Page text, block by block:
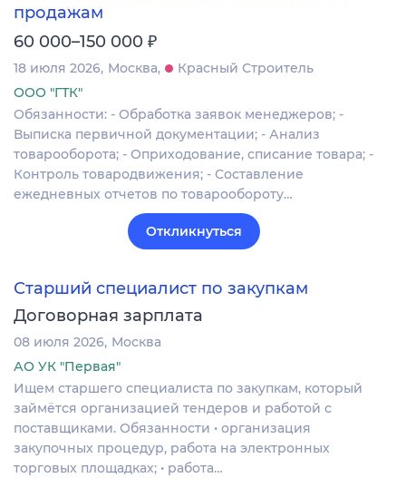
продажам
60 000–150 000 ₽
18 июля 2026 Москва
Красный Строитель
ООО "ГТК"
Обязанности: - Обработка заявок менеджеров; -
Выписка первичной документации; - Анализ
товарооборота; - Оприходование, списание товара; -
Контроль товародвижения; - Составление
ежедневных отчетов по товарообороту…
Откликнуться
Старший специалист по закупкам
Договорная зарплата
08 июля 2026 Москва
АО УК "Первая"
Ищем старшего специалиста по закупкам, который
займётся организацией тендеров и работой с
поставщиками. Обязанности • организация
закупочных процедур, работа на электронных
торговых площадках; • работа…